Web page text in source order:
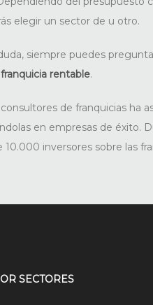
elegir un sector de u otro.
siempre puedes
rentable.
de franquicias ha
en empresas de éxito.
10.000 inversores sobre las
SECTORES